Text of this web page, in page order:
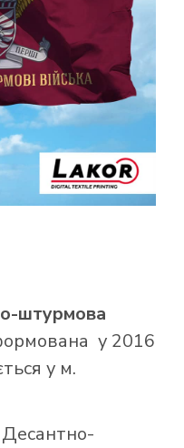
штурмова
у 2016
у м.